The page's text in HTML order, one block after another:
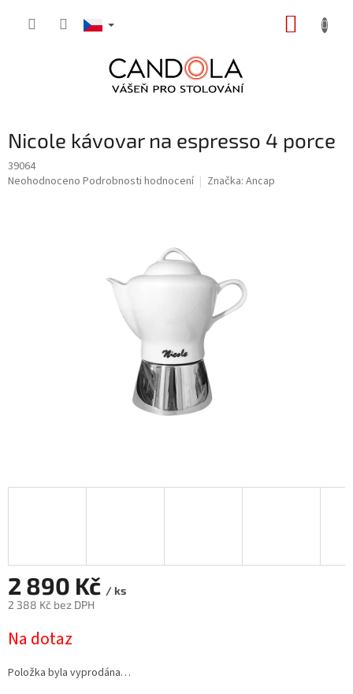
Nicole kávovar na espresso 4 porce
39064
Průměrné
Neohodnoceno Podrobnosti hodnocení Značka: Ancap
2 890 Kč / ks
2 388 Kč bez DPH
cena:
Na dotaz
Položka byla vyprodána…